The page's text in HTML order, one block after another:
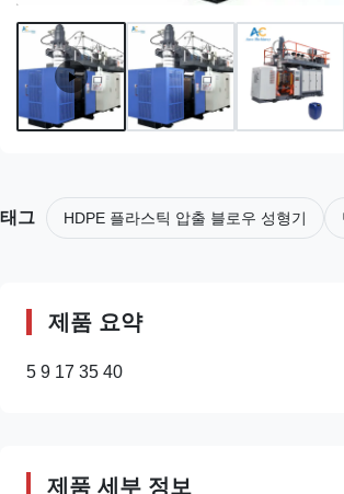
태그 HDPE 플라스틱 압출 블로우 성형기
제품 요약
5 9 17 35 40
제품 세부 정보